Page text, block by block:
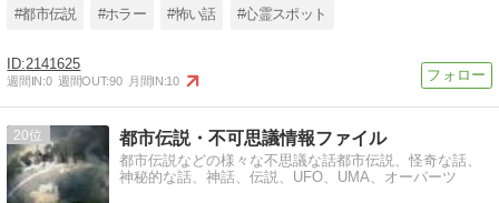
#都市伝説 #ホラー #怖い話 #心霊スポット
2141625
週間IN:0 週間OUT:90 月間IN:10
20 都市伝説・不可思議情報ファイル
都市伝説などの様々な不思議な話都市伝説、怪奇な話、
神秘的な話、神話、伝説、UFO、UMA、オーパーツ